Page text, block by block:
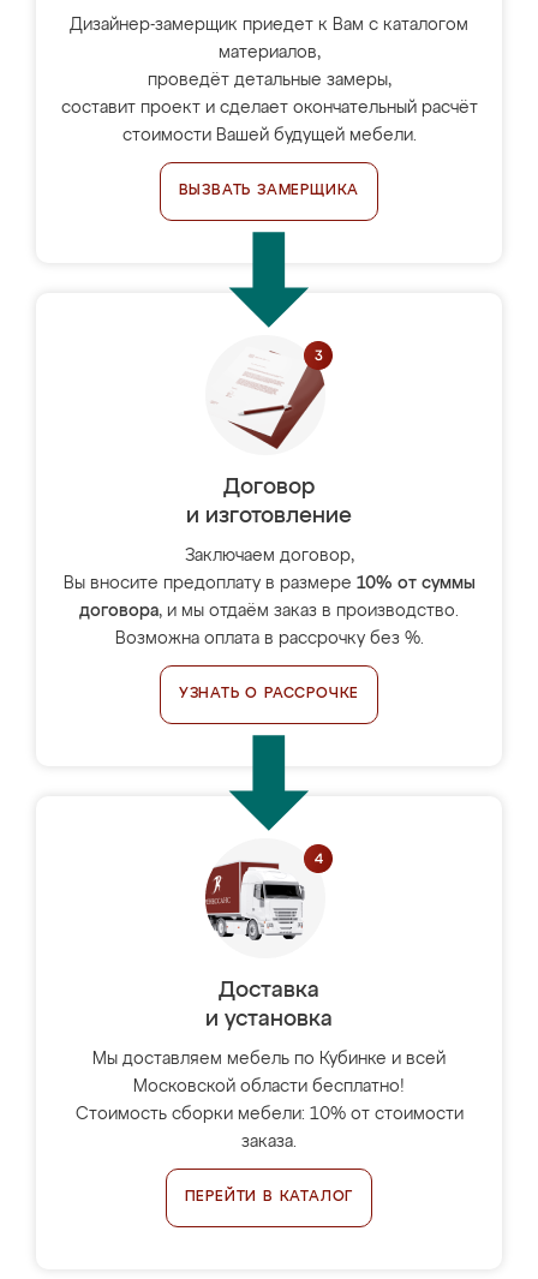
Дизайнер-замерщик приедет к Вам с каталогом
материалов,
проведёт детальные замеры,
составит проект и сделает окончательный расчёт
стоимости Вашей будущей мебели.
ВЫЗВАТЬ ЗАМЕРЩИКА
Договор
и изготовление
Заключаем договор,
Вы вносите предоплату в размере 10% от суммы
договора, и мы отдаём заказ в производство.
Возможна оплата в рассрочку без %.
УЗНАТЬ О РАССРОЧКЕ
Доставка
и установка
Мы доставляем мебель по Кубинке и всей
Московской области бесплатно!
Стоимость сборки мебели: 10% от стоимости
заказа.
ПЕРЕЙТИ В КАТАЛОГ